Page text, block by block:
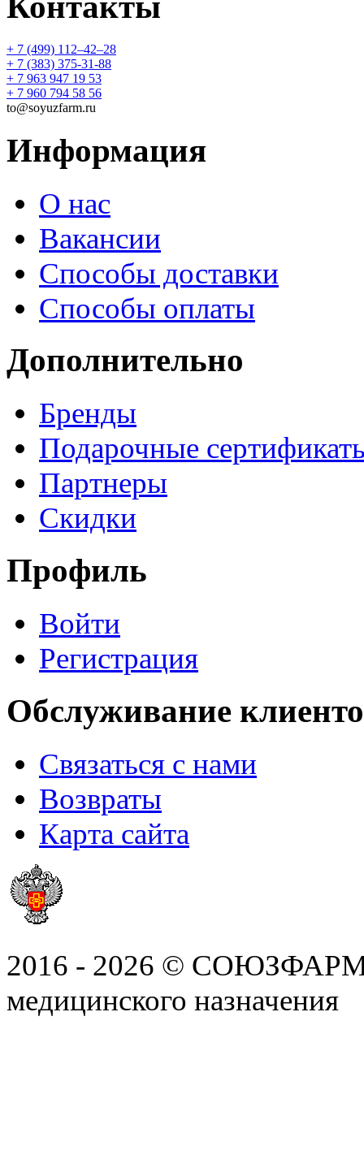
+ 7 (499) 112‒42‒28
+ 7 (383) 375-31-88
+ 7 963 947 19 53
+ 7 960 794 58 56
to@soyuzfarm.ru
Информация
О нас
Вакансии
Способы доставки
Способы оплаты
Дополнительно
Бренды
Подарочные
Партнеры
Скидки
Профиль
Войти
Регистрация
Обслуживание
Связаться с нами
Возвраты
Карта сайта
2016 - 2026 © СОЮЗФАРМ,
медицинского назначения